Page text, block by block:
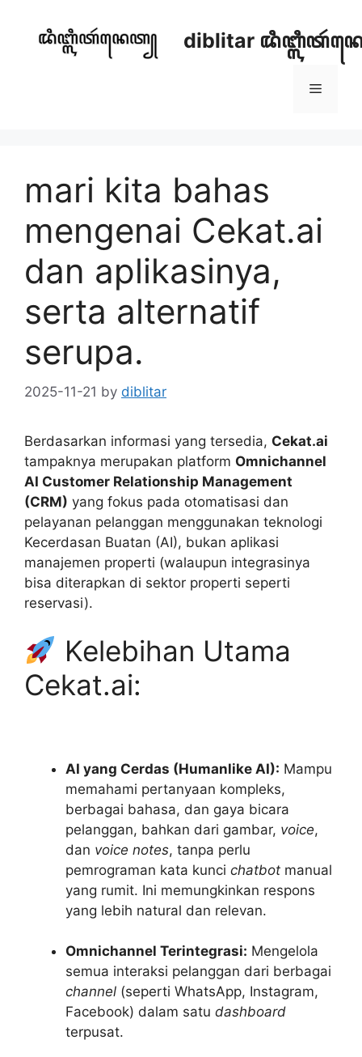
content
diblitar
Menu
mari kita bahas
mengenai Cekat.ai
dan aplikasinya,
serta alternatif
serupa.
2025-11-21 by diblitar
Berdasarkan informasi yang tersedia, Cekat.ai
tampaknya merupakan platform Omnichannel
AI Customer Relationship Management
(CRM) yang fokus pada otomatisasi dan
pelayanan pelanggan menggunakan teknologi
Kecerdasan Buatan (AI), bukan aplikasi
manajemen properti (walaupun integrasinya
bisa diterapkan di sektor properti seperti
reservasi).
Kelebihan Utama
Cekat.ai:
AI yang Cerdas (Humanlike AI): Mampu
memahami pertanyaan kompleks,
berbagai bahasa, dan gaya bicara
pelanggan, bahkan dari gambar, voice,
dan voice notes, tanpa perlu
pemrograman kata kunci chatbot manual
yang rumit. Ini memungkinkan respons
yang lebih natural dan relevan.
Omnichannel Terintegrasi: Mengelola
semua interaksi pelanggan dari berbagai
channel (seperti WhatsApp, Instagram,
Facebook) dalam satu dashboard
terpusat.